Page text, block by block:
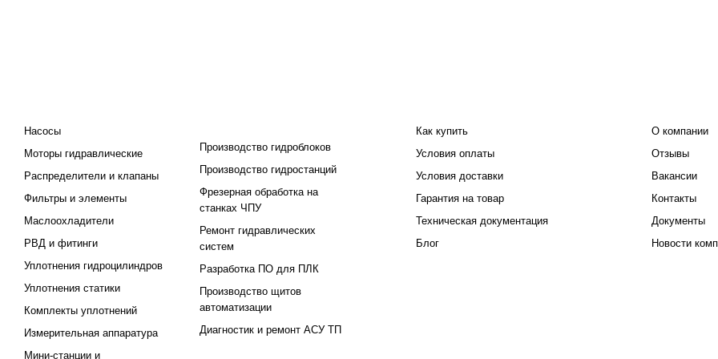
Насосы
Моторы гидравлические
Распределители и клапаны
Фильтры и элементы
Маслоохладители
РВД и фитинги
Уплотнения гидроцилиндров
Уплотнения статики
Комплекты уплотнений
Измерительная аппаратура
Мини-станции и
Производство гидроблоков
Производство гидростанций
Фрезерная обработка на
станках ЧПУ
Ремонт гидравлических
систем
Разработка ПО для ПЛК
Производство щитов
автоматизации
Диагностик и ремонт АСУ ТП
Как купить
Условия оплаты
Условия доставки
Гарантия на товар
Техническая документация
Блог
О компании
Отзывы
Вакансии
Контакты
Документы
Новости